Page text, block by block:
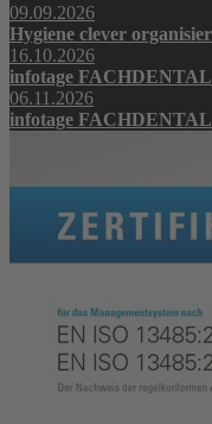
09.09.2026
Hygiene clever
16.10.2026
infotage
06.11.2026
infotage